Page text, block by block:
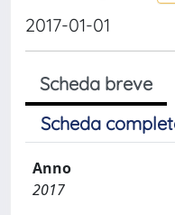
2017-01-01
Scheda breve
Scheda
Anno
2017